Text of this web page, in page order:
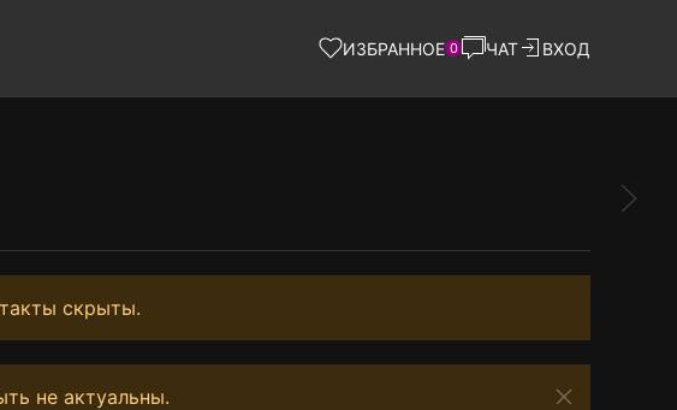
ИЗБРАННОЕ 0 ЧАТ ВХОД
скрыты.
не актуальны.